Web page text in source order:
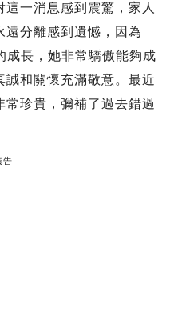
一消息感到震驚，家人
遠分離感到遺憾，因為
成長，她非常驕傲能夠成
和關懷充滿敬意。最近
珍貴，彌補了過去錯過
告